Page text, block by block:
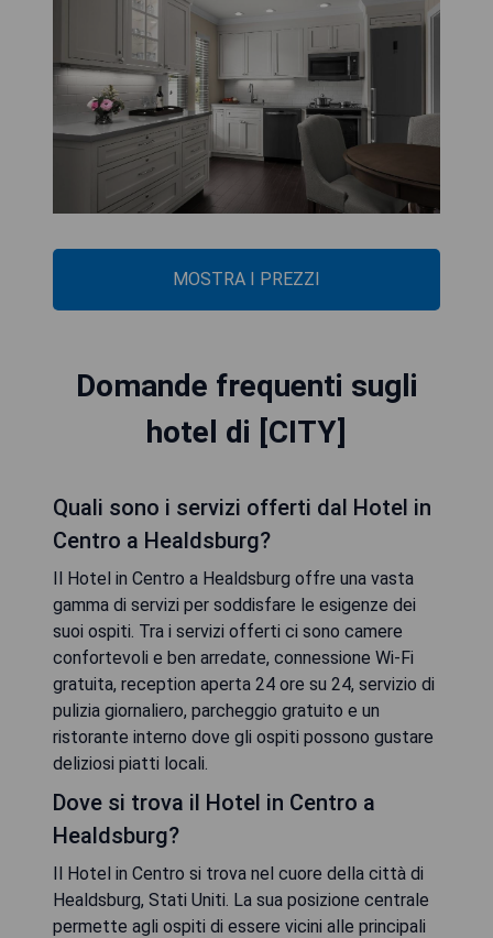
MOSTRA I PREZZI
Domande frequenti sugli
hotel di [CITY]
Quali sono i servizi offerti dal Hotel in
Centro a Healdsburg?
Il Hotel in Centro a Healdsburg offre una vasta
gamma di servizi per soddisfare le esigenze dei
suoi ospiti. Tra i servizi offerti ci sono camere
confortevoli e ben arredate, connessione Wi-Fi
gratuita, reception aperta 24 ore su 24, servizio di
pulizia giornaliero, parcheggio gratuito e un
ristorante interno dove gli ospiti possono gustare
deliziosi piatti locali.
Dove si trova il Hotel in Centro a
Healdsburg?
Il Hotel in Centro si trova nel cuore della città di
Healdsburg, Stati Uniti. La sua posizione centrale
permette agli ospiti di essere vicini alle principali